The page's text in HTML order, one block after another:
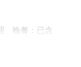
晚餐：已含